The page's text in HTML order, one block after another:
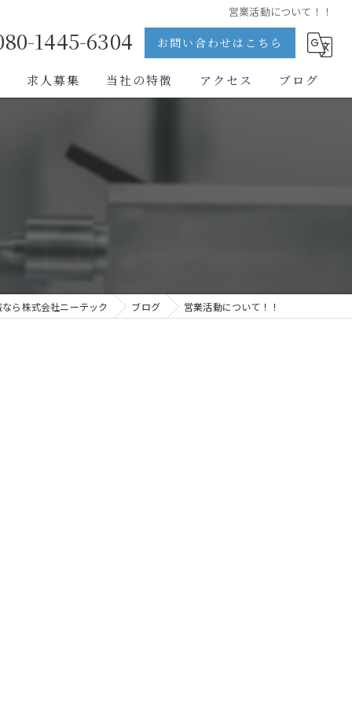
営業活動について！！
1445-6304 お問い合わせはこちら
求人募集 当社の特徴
半導体
自動車
アクセス ブログ
ら株式会社ニーテック ブログ 営業活動について！！